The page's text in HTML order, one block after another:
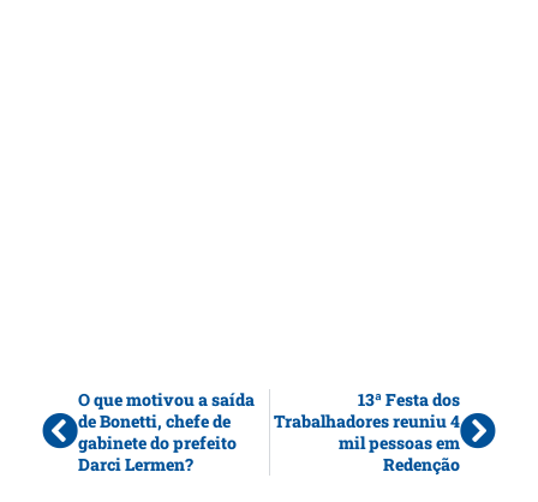
O que motivou a saída
de Bonetti, chefe de
gabinete do prefeito
Darci Lermen?
13ª Festa dos
Trabalhadores reuniu 4
mil pessoas em
Redenção